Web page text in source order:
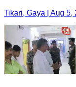
Tikari, Gaya | Aug 5,